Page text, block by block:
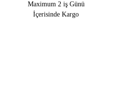
Maximum 2 iş Günü
İçerisinde Kargo